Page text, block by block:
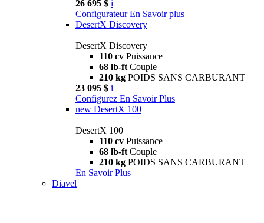
26 695 $ i
Configurateur En Savoir plus
DesertX Discovery
DesertX Discovery
110 cv Puissance
68 lb-ft Couple
210 kg POIDS SANS CARBURANT
23 095 $ i
Configurez En Savoir Plus
new DesertX 100
DesertX 100
110 cv Puissance
68 lb-ft Couple
210 kg POIDS SANS CARBURANT
En Savoir Plus
Diavel